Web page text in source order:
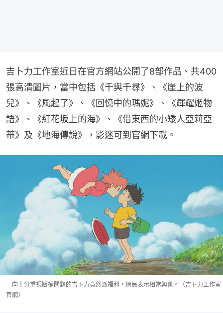
吉卜力工作室近日在官方網站公開了8部作品、共400
張高清圖片，當中包括《千與千尋》、《崖上的波
兒》、《風起了》、《回憶中的瑪妮》、《輝耀姬物
語》、《紅花坂上的海》、《借東西的小矮人亞莉亞
蒂》及《地海傳說》，影迷可到官網下載。
一向十分重視版權問題的吉卜力竟然派福利，網民表示相當興奮。（吉卜力工作室
官網）